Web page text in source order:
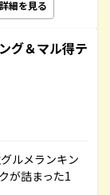
詳細を見る
グ＆マル得テ
ルメランキン
が詰まった1